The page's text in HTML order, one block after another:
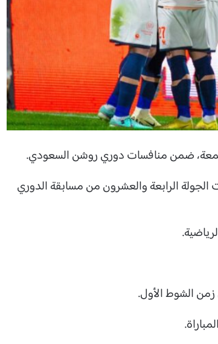
ضمن منافسات دوري روشن السعودي.
الرابعة والعشرون من مسابقة الدوري